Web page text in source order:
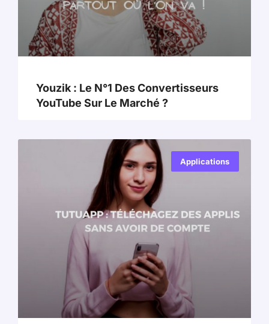
Youzik : Le N°1 Des Convertisseurs
YouTube Sur Le Marché ?
Applications